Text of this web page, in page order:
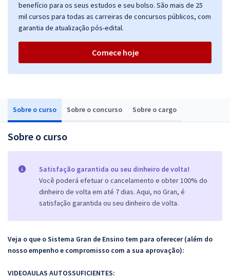
Sobre o curso Sobre o concurso Sobre o cargo
Sobre o curso
Satisfação garantida ou seu dinheiro de volta!
Você poderá efetuar o cancelamento e obter 100% do
dinheiro de volta em até 7 dias. Aqui, no Gran, é
satisfação garantida ou seu dinheiro de volta.
Veja o que o Sistema Gran de Ensino tem para oferecer (além do
nosso empenho e compromisso com a sua aprovação):
VIDEOAULAS AUTOSSUFICIENTES:
benefício para os seus estudos e seu bolso. São mais de 25
mil cursos para todas as carreiras de concursos públicos, com
garantia de atualização pós-edital.
Comece hoje